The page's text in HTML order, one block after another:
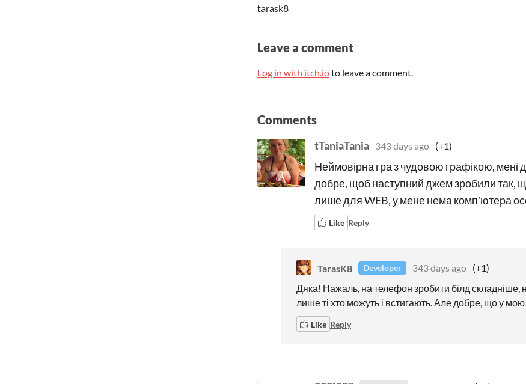
tarask8
Leave a comment
Log in with itch.ioto leave a comment.
Comments
tTaniaTania 343 days ago (+1)
Неймовірна гра з чудовою графікою,
добре, щоб наступний джем зробили так,
лише для WEB, у мене нема комп'ютера
Like Reply
TarasK8 Developer 343 days ago (+1)
Дяка! Нажаль, на телефон зробити білд складніше,
лише ті хто можуть і встигають. Але добре, що у
Like Reply